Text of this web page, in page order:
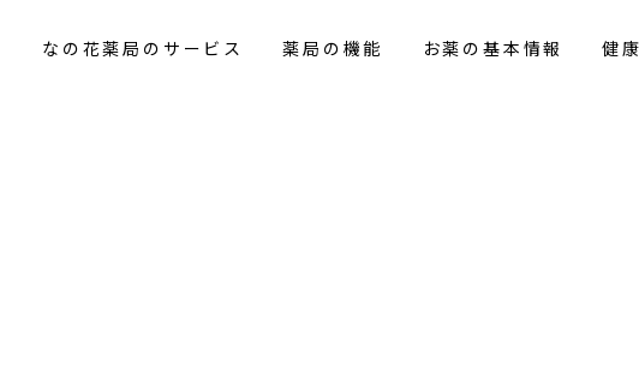
なの花薬局のサービス 薬局の機能 お薬の基本情報 健